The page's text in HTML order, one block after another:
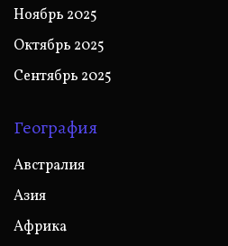
Ноябрь 2025
Октябрь 2025
Сентябрь 2025
География
Австралия
Азия
Африка